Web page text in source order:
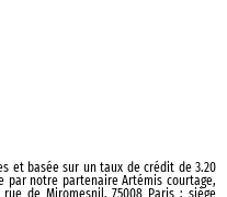
et basée sur un taux de crédit de 3.20
par notre partenaire Artémis courtage,
de Miromesnil, 75008 Paris ; siège